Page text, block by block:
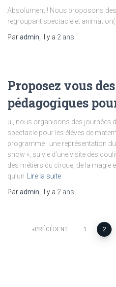
Absolument ! Nous proposons
regroupant spectacle et
Paradmin , il y a 2 ans
Proposez vous
pédagogiques
ui, nous organisons des journées
spectacle pour les élèves de
programme : une représentation
show », suivie d’une visite des
des métiers du cirque, de la magie
qu’un
Lire la suite
Paradmin , il y a 2 ans
PRÉCÉDENT 1 2